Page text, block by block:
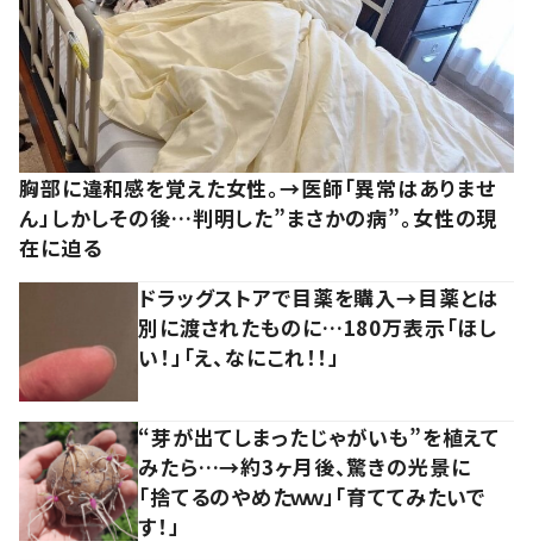
胸部に違和感を覚えた女性。→医師「異常はありませ
ん」しかしその後…判明した”まさかの病”。女性の現
在に迫る
ドラッグストアで目薬を購入→目薬とは
別に渡されたものに…180万表示「ほし
い！」「え、なにこれ！！」
“芽が出てしまったじゃがいも”を植えて
みたら…→約3ヶ月後、驚きの光景に
「捨てるのやめたｗｗ」「育ててみたいで
す！」